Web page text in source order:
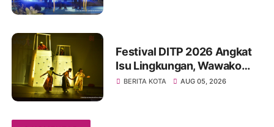
Festival DITP 2026 Angkat
Isu Lingkungan, Wawako
Diza Apresiasi Karya
BERITA KOTA AUG 05, 2026